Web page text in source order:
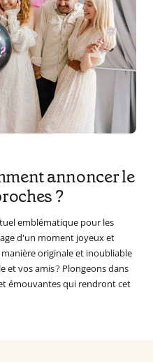
annoncer le
?
emblématique pour les
d'un moment joyeux et
originale et inoubliable
et vos amis ? Plongeons dans
émouvantes qui rendront cet